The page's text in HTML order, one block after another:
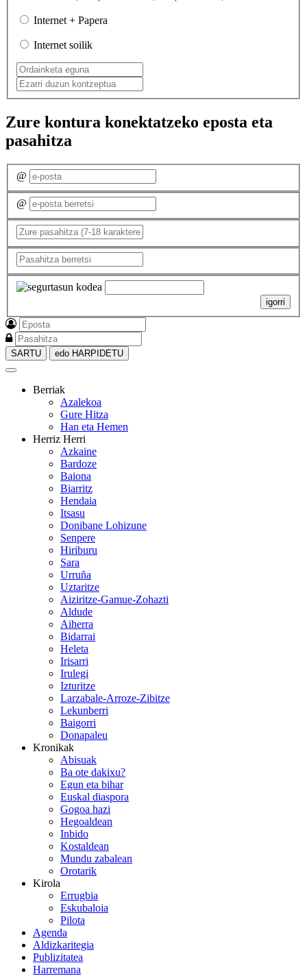
Internet + Papera
Internet soilik
Zure kontura konektatzeko eposta eta
pasahitza
@
@
igorri
SARTU edo HARPIDETU
Berriak
Azalekoa
Gure Hitza
Han eta Hemen
Herriz Herri
Azkaine
Bardoze
Baiona
Biarritz
Hendaia
Itsasu
Donibane Lohizune
Senpere
Hiriburu
Sara
Urruña
Uztaritze
Aiziritze-Gamue-Zohazti
Aldude
Aiherra
Bidarrai
Heleta
Irisarri
Irulegi
Izturitze
Larzabale-Arroze-Zibitze
Lekunberri
Baigorri
Donapaleu
Kronikak
Abisuak
Ba ote dakixu?
Egun eta bihar
Euskal diaspora
Gogoa hazi
Hegoaldean
Inbido
Kostaldean
Mundu zabalean
Orotarik
Kirola
Errugbia
Eskubaloia
Pilota
Agenda
Aldizkaritegia
Publizitatea
Harremana